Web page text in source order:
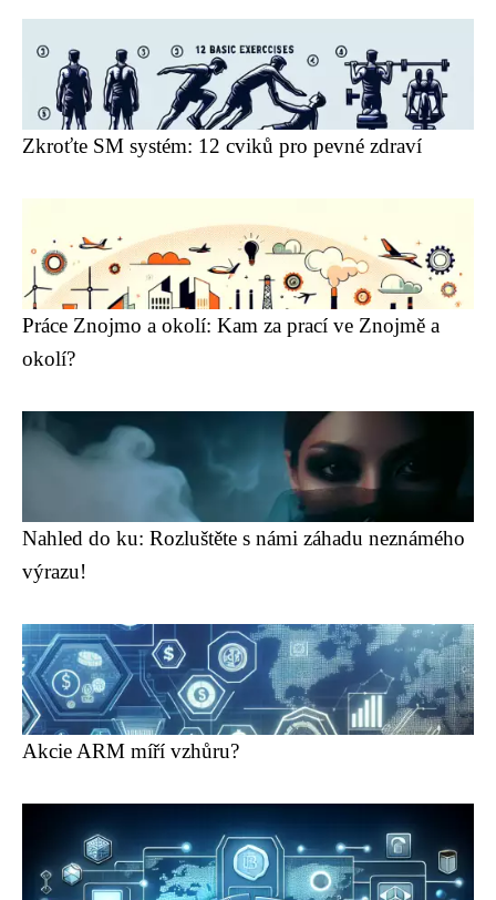
Zkroťte SM systém: 12 cviků pro pevné zdraví
Práce Znojmo a okolí: Kam za prací ve Znojmě a
okolí?
Nahled do ku: Rozluštěte s námi záhadu neznámého
výrazu!
Akcie ARM míří vzhůru?